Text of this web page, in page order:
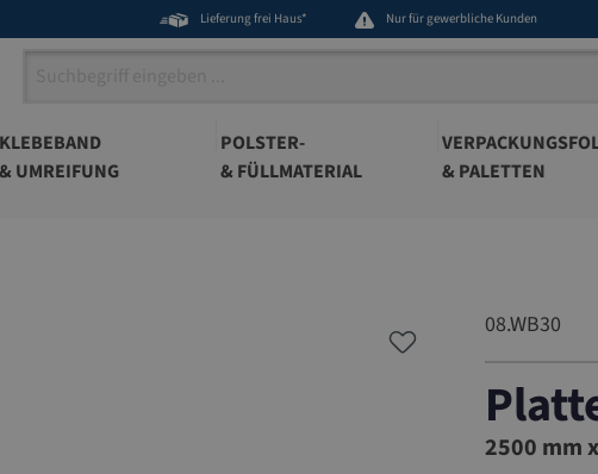
Lieferung frei Haus* Nur für gewerbliche Kunden
KLEBEBAND
& UMREIFUNG
POLSTER-
& FÜLLMATERIAL
& PALETTEN
08.WB30
08.WB30
2500 mm